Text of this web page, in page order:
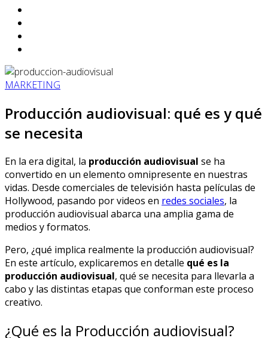
MARKETING
Producción audiovisual: qué es y qué
se necesita
En la era digital, la producción audiovisual se ha
convertido en un elemento omnipresente en nuestras
vidas. Desde comerciales de televisión hasta películas de
Hollywood, pasando por videos en redes sociales, la
producción audiovisual abarca una amplia gama de
medios y formatos.
Pero, ¿qué implica realmente la producción audiovisual?
En este artículo, explicaremos en detalle qué es la
producción audiovisual, qué se necesita para llevarla a
cabo y las distintas etapas que conforman este proceso
creativo.
¿Qué es la Producción audiovisual?